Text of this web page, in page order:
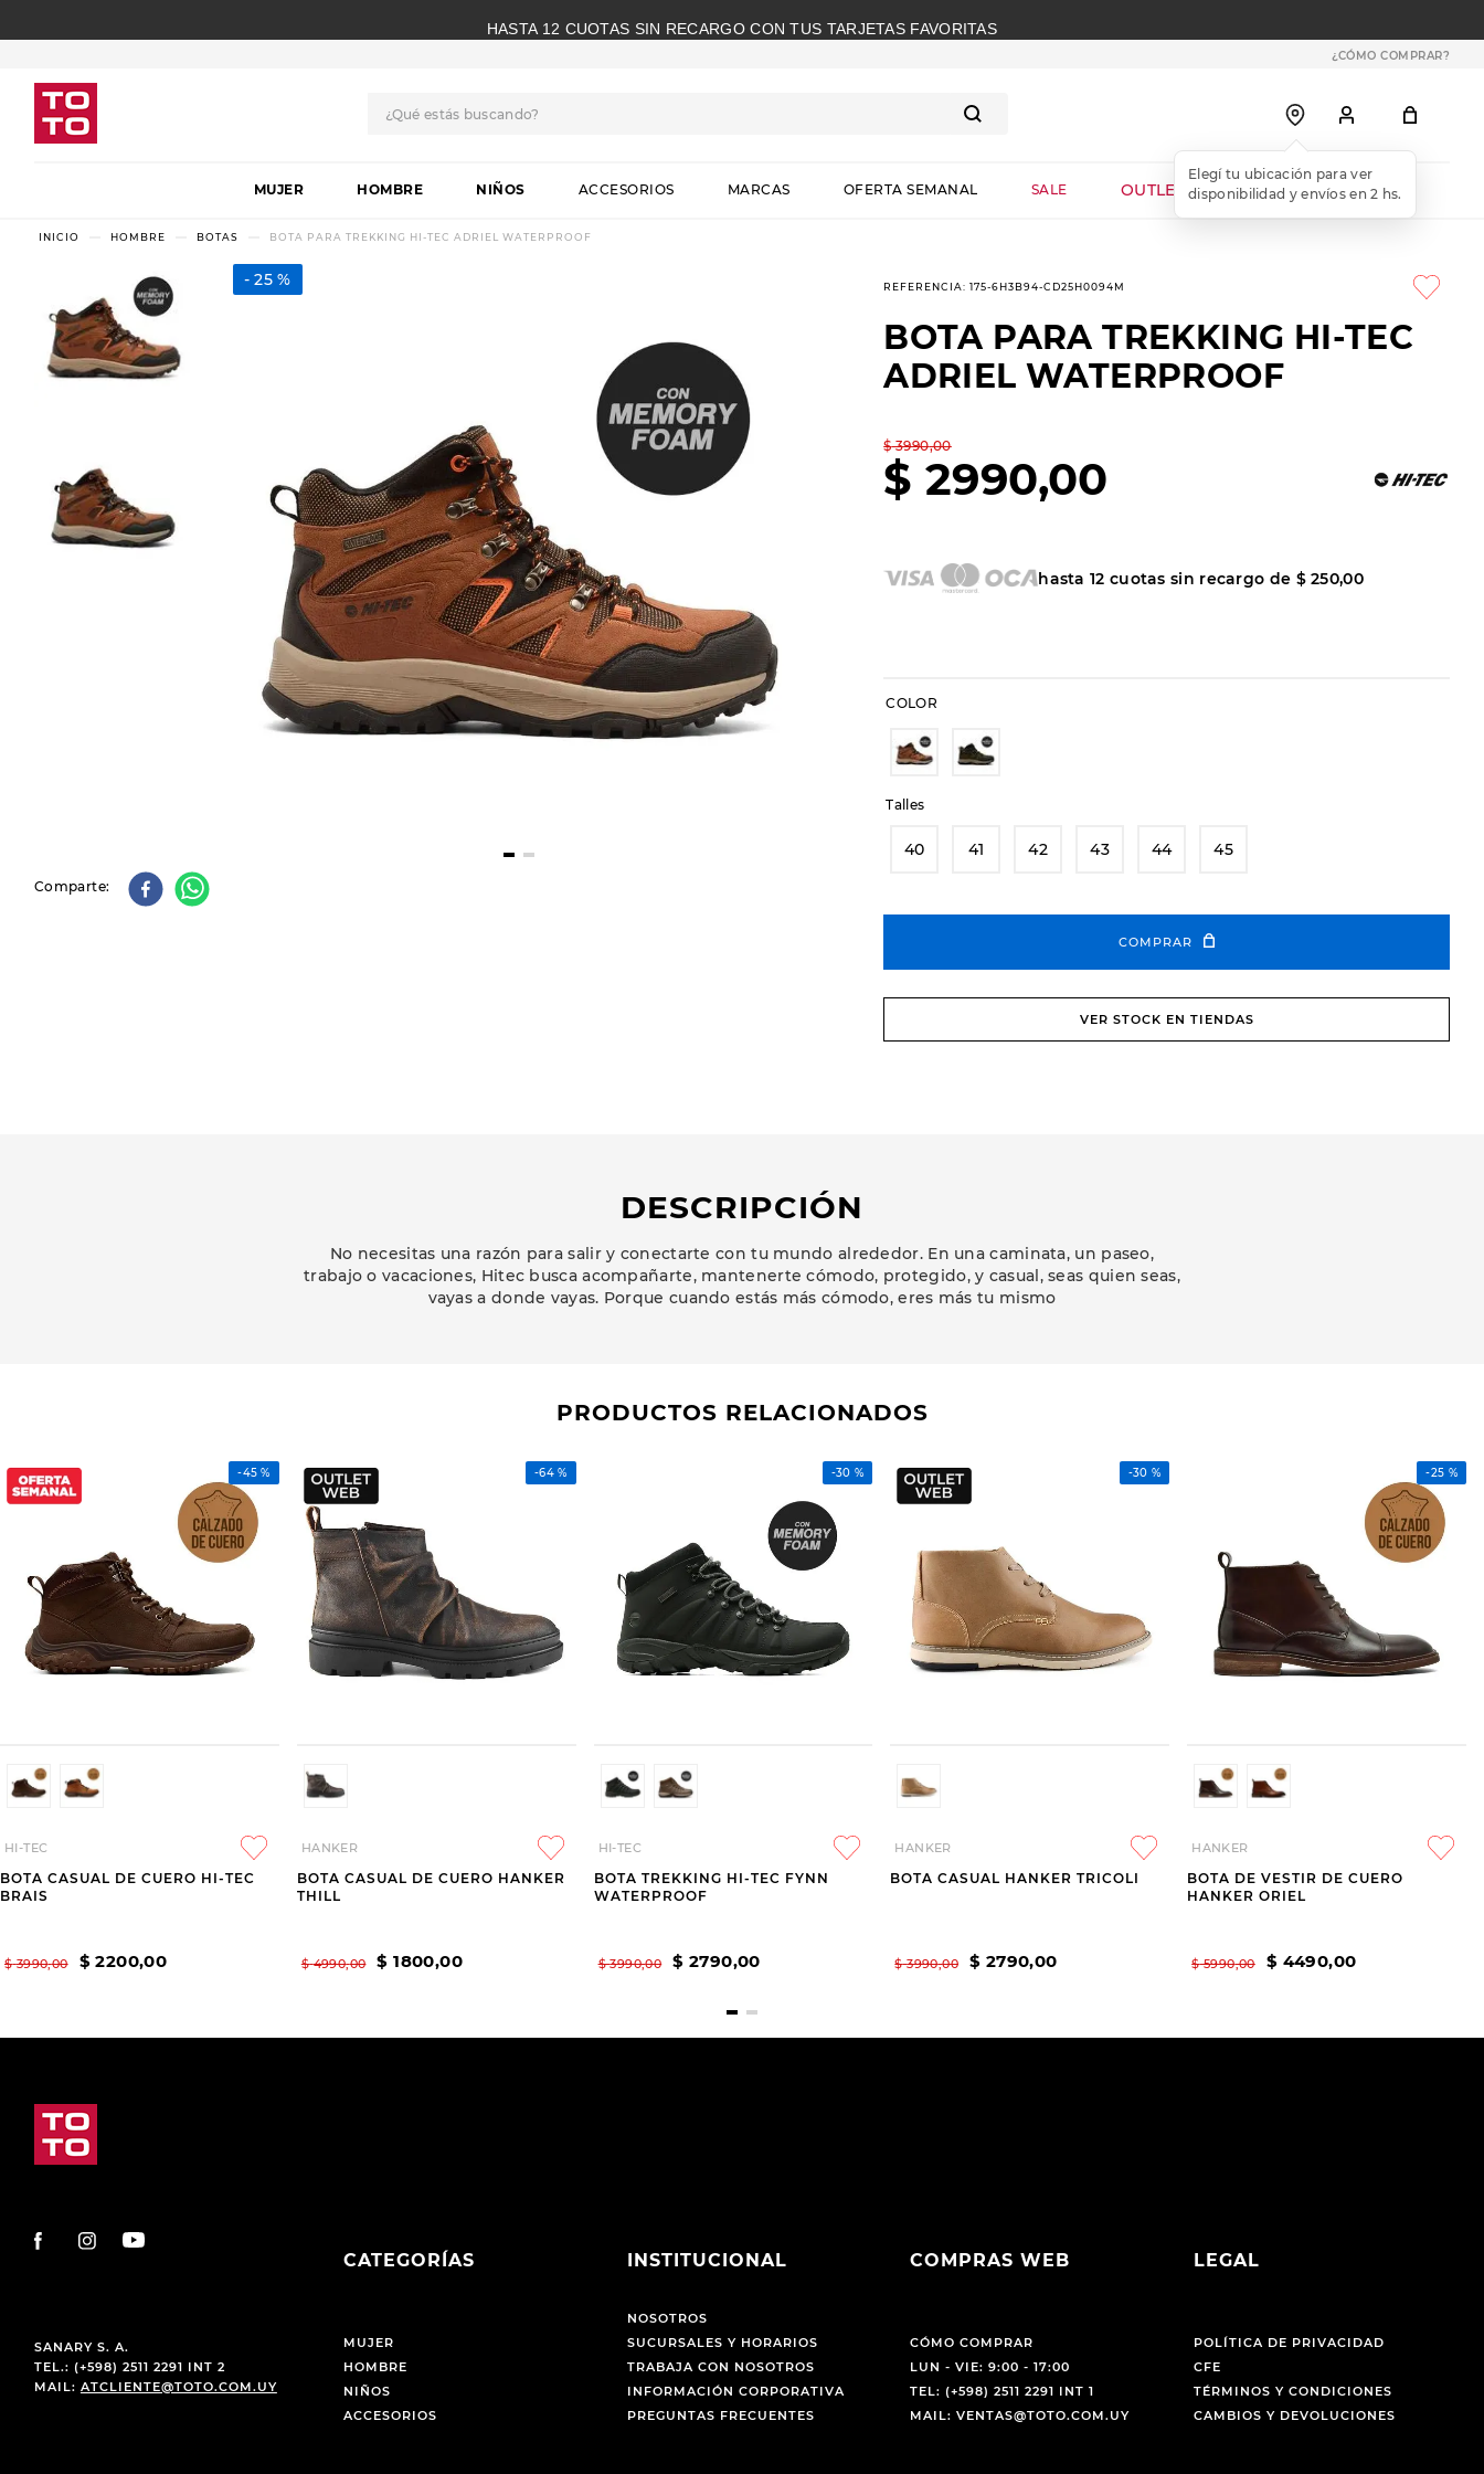
HASTA 12 CUOTAS SIN RECARGO CON TUS TARJETAS FAVORITAS
¿CÓMO COMPRAR?
MUJER HOMBRE NIÑOS ACCESORIOS MARCAS OFERTA SEMANAL SALE OUTLET WEB
HOMBRE BOTAS BOTA PARA TREKKING HI-TEC ADRIEL WATERPROOF
25 %
Comparte
REFERENCIA:175-6H3B94-CD25H0094M
BOTA PARA TREKKING HI-TEC
ADRIEL WATERPROOF
$ 3990,00
$ 2990,00
hasta12 cuotas sin recargo de $ 250,00
COLOR
Talles
40 41 42 43 44 45
COMPRAR
VER STOCK EN TIENDAS
DESCRIPCIÓN
No necesitas una razón para salir y conectarte con tu mundo alrededor. En una caminata, un paseo,
trabajo o vacaciones, Hitec busca acompañarte, mantenerte cómodo, protegido, y casual, seas quien seas,
vayas a donde vayas. Porque cuando estás más cómodo, eres más tu mismo
PRODUCTOS RELACIONADOS
-45 %
HI-TEC
BOTA CASUAL DE CUERO HI-TEC
BRAIS
$ 3990,00 $ 2200,00
-64 %
HANKER
BOTA CASUAL DE CUERO HANKER
THILL
$ 4990,00 $ 1800,00
-30 %
HI-TEC
BOTA TREKKING HI-TEC FYNN
WATERPROOF
$ 3990,00 $ 2790,00
-30 %
HANKER
BOTA CASUAL HANKER TRICOLI
$ 3990,00 $ 2790,00
-25 %
HANKER
BOTA DE VESTIR DE CUERO
HANKER ORIEL
$ 5990,00 $ 4490,00
SANARY S. A.
TEL.: (+598) 2511 2291 INT 2
MAIL: ATCLIENTE@TOTO.COM.UY
CATEGORÍAS
MUJER
HOMBRE
NIÑOS
ACCESORIOS
INSTITUCIONAL
NOSOTROS
SUCURSALES Y HORARIOS
TRABAJA CON NOSOTROS
INFORMACIÓN CORPORATIVA
PREGUNTAS FRECUENTES
COMPRAS WEB
CÓMO COMPRAR
LUN - VIE: 9:00 - 17:00
TEL: (+598) 2511 2291 INT 1
MAIL: VENTAS@TOTO.COM.UY
LEGAL
POLÍTICA DE PRIVACIDAD
CFE
TÉRMINOS Y CONDICIONES
CAMBIOS Y DEVOLUCIONES
1.
botas
2.
skechers
3.
9.
slip-ins
10. botas dama